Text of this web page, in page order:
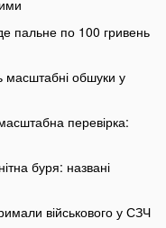
пальне по 100 гривень
масштабні обшуки у
перевірка:
буря: названі
військового у СЗЧ